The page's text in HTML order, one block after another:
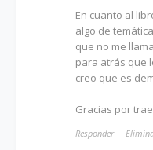
En cuanto al
algo de
que no me
para atrás que
creo que es
Gracias por
Responder